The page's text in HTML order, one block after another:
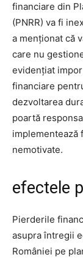
financiare din
(PNRR) va fi
a menționat că
care nu
evidențiat
financiare
dezvoltarea
poartă
implementează
nemotivate.
efectele
Pierderile
asupra întregii
României pe